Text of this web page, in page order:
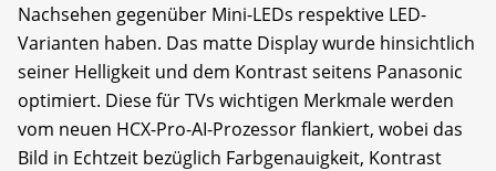
Nachsehen gegenüber Mini-LEDs respektive LED-
Varianten haben. Das matte Display wurde hinsichtlich
seiner Helligkeit und dem Kontrast seitens Panasonic
optimiert. Diese für TVs wichtigen Merkmale werden
vom neuen HCX-Pro-AI-Prozessor flankiert, wobei das
Bild in Echtzeit bezüglich Farbgenauigkeit, Kontrast